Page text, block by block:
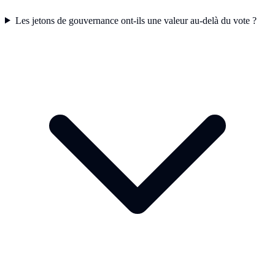
Les jetons de gouvernance ont-ils une valeur au-delà du vote ?